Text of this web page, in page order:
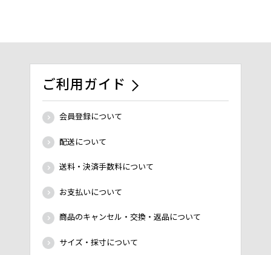
ご利用ガイド
会員登録について
配送について
送料・決済手数料について
お支払いについて
商品のキャンセル・交換・返品について
サイズ・採寸について